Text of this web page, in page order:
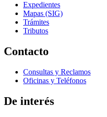
Expedientes
Mapas (SIG)
Trámites
Tributos
Contacto
Consultas y Reclamos
Oficinas y Teléfonos
De interés